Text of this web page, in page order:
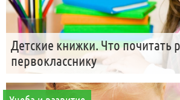
Детские книжки. Что почитать
первокласснику